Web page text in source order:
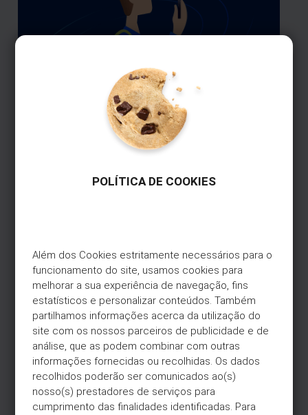
POLÍTICA DE COOKIES
Além dos Cookies estritamente necessários para o
funcionamento do site, usamos cookies para
melhorar a sua experiência de navegação, fins
estatísticos e personalizar conteúdos. Também
partilhamos informações acerca da utilização do
site com os nossos parceiros de publicidade e de
análise, que as podem combinar com outras
informações fornecidas ou recolhidas. Os dados
recolhidos poderão ser comunicados ao(s)
nosso(s) prestadores de serviços para
cumprimento das finalidades identificadas. Para
O Universo
Faça a gestão do seu cartão de
crédito e finanças de forma
rápida e prática na App Universo.
Este verão, ganhe até
em combustível
Abasteça 50€ ou mais na Galp.
Ganhe até 5€ de volta em combustível.